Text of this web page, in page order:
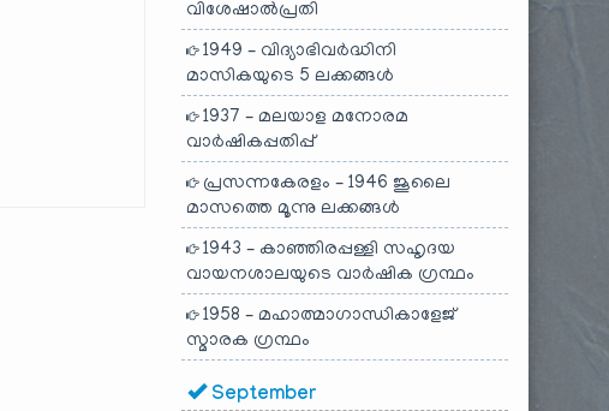
വിശേഷാൽപ്രതി
1949 – വിദ്യാഭിവർദ്ധിനി
മാസികയുടെ 5 ലക്കങ്ങൾ
1937 – മലയാള മനോരമ
വാർഷികപ്പതിപ്പ്
പ്രസന്നകേരളം – 1946 ജൂലൈ
മാസത്തെ മൂന്നു ലക്കങ്ങൾ
1943 – കാഞ്ഞിരപ്പള്ളി സഹൃദയ
വായനശാലയുടെ വാർഷിക ഗ്രന്ഥം
1958 – മഹാത്മാഗാന്ധികാളേജ്
സ്മാരക ഗ്രന്ഥം
September